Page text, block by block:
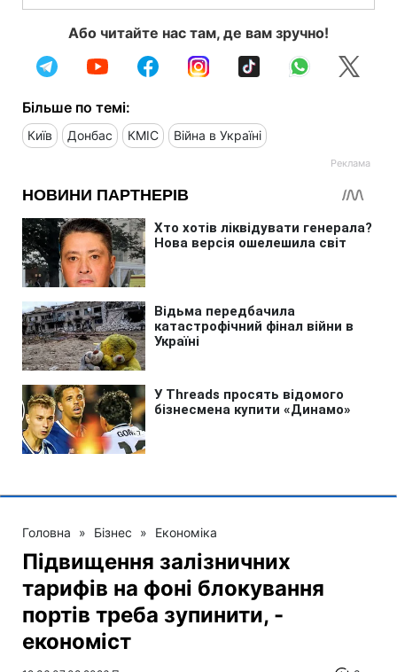
Або читайте нас там, де вам зручно!
Більше по темі:
Київ Донбас КМІС Війна в Україні
Головна » Бізнес » Економіка
Підвищення залізничних
тарифів на фоні блокування
портів треба зупинити, -
економіст